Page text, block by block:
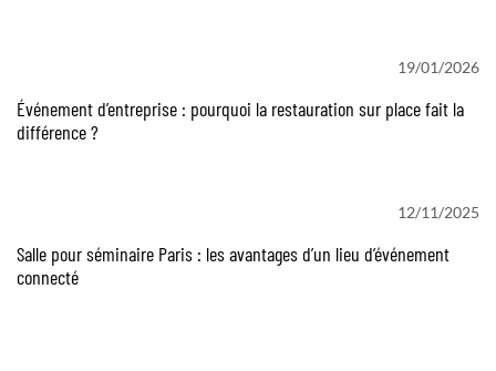
19/01/2026
Événement d’entreprise : pourquoi la restauration sur place fait la
différence ?
12/11/2025
Salle pour séminaire Paris : les avantages d’un lieu d’événement
connecté